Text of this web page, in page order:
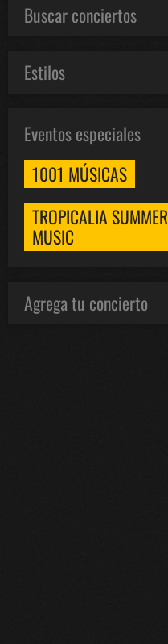
Buscar conciertos
Estilos
Eventos especiales
1001 MÚSICAS
TROPICALIA SUMMER
MUSIC
Agrega tu concierto